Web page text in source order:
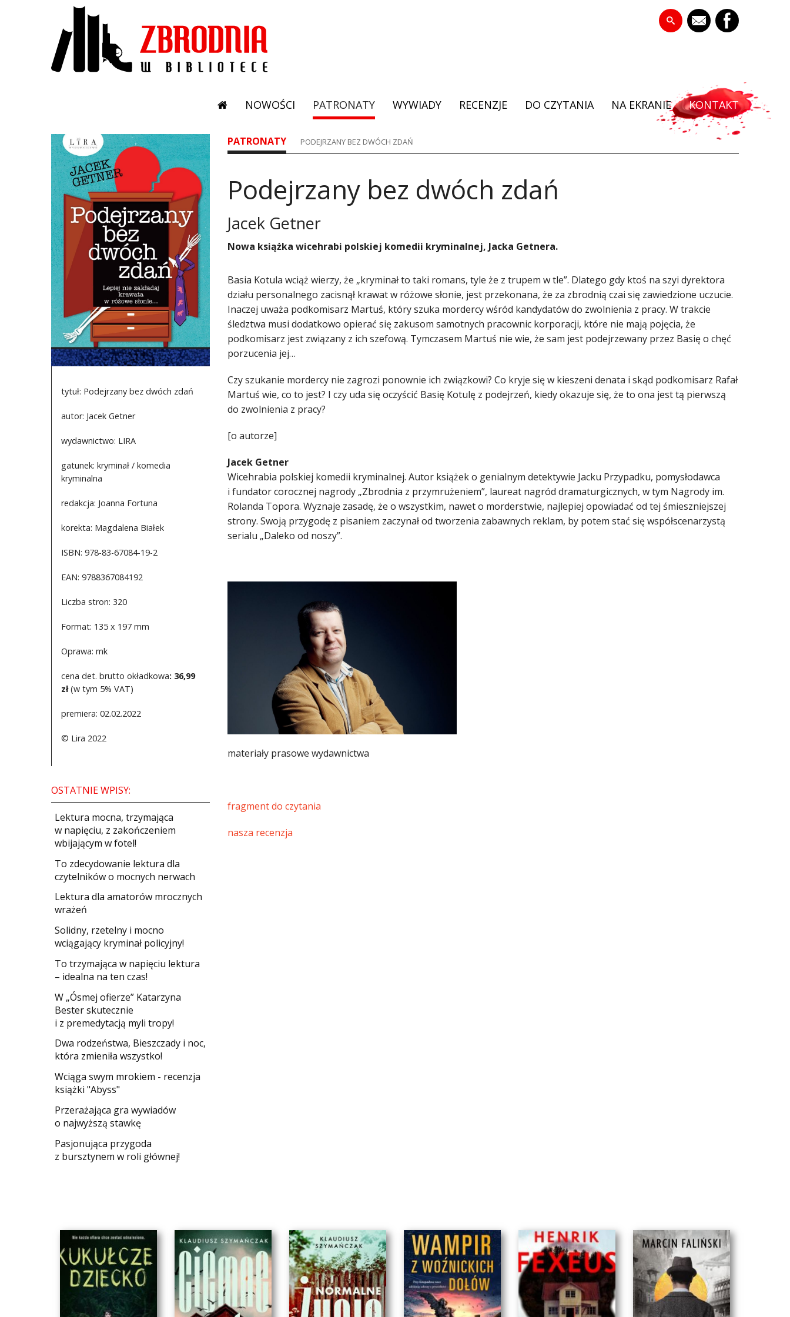
NOWOŚCI PATRONATY WYWIADY RECENZJE DO CZYTANIA NA EKRANIE KONTAKT
tytuł: Podejrzany bez dwóch zdań
autor: Jacek Getner
wydawnictwo: LIRA
gatunek: kryminał / komedia
kryminalna
redakcja: Joanna Fortuna
korekta: Magdalena Białek
ISBN: 978-83-67084-19-2
EAN: 9788367084192
Liczba stron: 320
Format: 135 x 197 mm
Oprawa: mk
cena det. brutto okładkowa: 36,99
zł(w tym 5% VAT)
premiera: 02.02.2022
© Lira 2022
OSTATNIE WPISY:
​Lektura mocna, trzymająca
w napięciu, z zakończeniem
wbijającym w fotel!
​To zdecydowanie lektura dla
czytelników o mocnych nerwach
Lektura dla amatorów mrocznych
wrażeń
Solidny, rzetelny i mocno
wciągający kryminał policyjny!
​To trzymająca w napięciu lektura
– idealna na ten czas!
W „Ósmej ofierze” Katarzyna
Bester skutecznie
i z premedytacją myli tropy!
Dwa rodzeństwa, Bieszczady i noc,
która zmieniła wszystko!
Wciąga swym mrokiem - recenzja
książki "Abyss"
​Przerażająca gra wywiadów
o najwyższą stawkę
Pasjonująca przygoda
z bursztynem w roli głównej!
PATRONATY PODEJRZANY BEZ DWÓCH ZDAŃ
Podejrzany bez dwóch zdań
Jacek Getner
Nowa książka wicehrabi polskiej komedii kryminalnej, Jacka Getnera.
Basia Kotula wciąż wierzy, że „kryminał to taki romans, tyle że z trupem w tle”. Dlatego gdy ktoś na szyi dyrektora
działu personalnego zacisnął krawat w różowe słonie, jest przekonana, że za zbrodnią czai się zawiedzione uczucie.
Inaczej uważa podkomisarz Martuś, który szuka mordercy wśród kandydatów do zwolnienia z pracy. W trakcie
śledztwa musi dodatkowo opierać się zakusom samotnych pracownic korporacji, które nie mają pojęcia, że
podkomisarz jest związany z ich szefową. Tymczasem Martuś nie wie, że sam jest podejrzewany przez Basię o chęć
porzucenia jej…
Czy szukanie mordercy nie zagrozi ponownie ich związkowi? Co kryje się w kieszeni denata i skąd podkomisarz Rafał
Martuś wie, co to jest? I czy uda się oczyścić Basię Kotulę z podejrzeń, kiedy okazuje się, że to ona jest tą pierwszą
do zwolnienia z pracy?
[o autorze]
Jacek Getner
Wicehrabia polskiej komedii kryminalnej. Autor książek o genialnym detektywie Jacku Przypadku, pomysłodawca
i fundator corocznej nagrody „Zbrodnia z przymrużeniem”, laureat nagród dramaturgicznych, w tym Nagrody im.
Rolanda Topora. Wyznaje zasadę, że o wszystkim, nawet o morderstwie, najlepiej opowiadać od tej śmieszniejszej
strony. Swoją przygodę z pisaniem zaczynał od tworzenia zabawnych reklam, by potem stać się współscenarzystą
serialu „Daleko od noszy”.
materiały prasowe wydawnictwa
fragment do czytania
nasza recenzja